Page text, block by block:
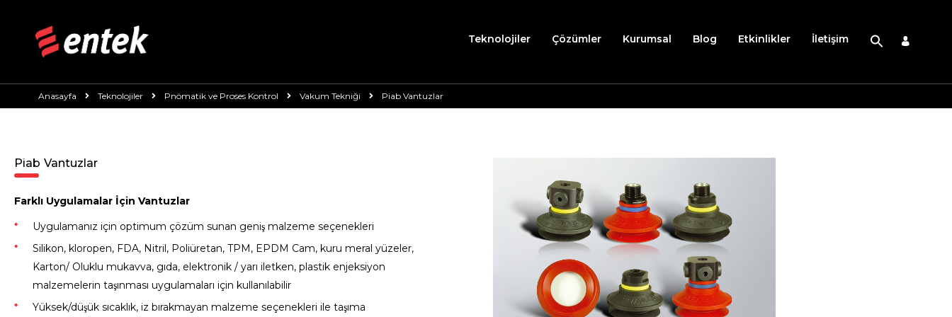
Teknolojiler Çözümler Kurumsal Blog Etkinlikler İletişim
Anasayfa Teknolojiler Pnömatik ve Proses Kontrol Vakum Tekniği Piab Vantuzlar
Piab Vantuzlar
Farklı Uygulamalar İçin Vantuzlar
Uygulamanız için optimum çözüm sunan geniş malzeme seçenekleri
Silikon, kloropen, FDA, Nitril, Poliüretan, TPM, EPDM Cam, kuru meral yüzeler,
Karton/ Oluklu mukavva, gıda, elektronik / yarı iletken, plastik enjeksiyon
malzemelerin taşınması uygulamaları için kullanılabilir
Yüksek/düşük sıcaklık, iz bırakmayan malzeme seçenekleri ile taşıma